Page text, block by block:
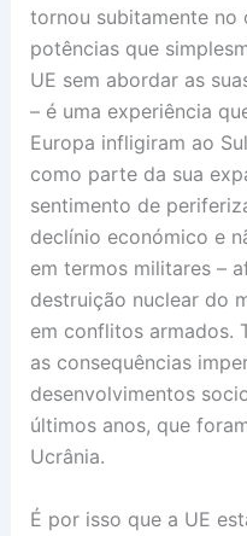
tornou subitamente no
potências que
UE sem abordar as
– é uma experiência
Europa infligiram ao
como parte da sua
sentimento de
declínio económico e
em termos militares –
destruição nuclear do
em conflitos armados.
as consequências
desenvolvimentos
últimos anos, que
Ucrânia.
É por isso que a UE